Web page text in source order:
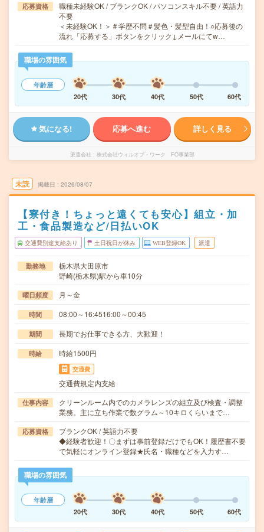
応募資格
職種未経験OK / ブランクOK / パソコンスキル不要 / 英語力
不要
＜未経験OK！＞＃学歴不問＃髪色・髪型自由！○応募後の
流れ「応募する」ボタンをクリック↓メールにてw…
職場の雰囲気
年齢層
20代
30代 40代 50代 60代
気になる! 応募へ進む 詳しく見る
派遣会社 株式会社ウィルオブ・ワーク FO事業部
未読 掲載日 2026/08/07
【寮付き！ちょっと遠くても安心】組立・加
工・食品製造など/日払いOK
交通費別途支給あり 土日祝日が休み WEB登録OK 派遣
勤務地
栃木県大田原市
野崎(栃木県)駅から車10分
曜日頻度 月～金
時間 08:00～16:4516:00～00:45
期間 長期でお仕事できる方、大歓迎！
時給 時給1500円
交通費
交通費規定内支給
仕事内容
クリーンルーム内でのカメラレンズの組立及び検査・調整
業務。主に立ち作業で数グラム～10キロくらいまで…
応募資格
ブランクOK / 英語力不要
◆経験者歓迎！〇まずは事前登録だけでもOK！履歴書不要
で気軽にオンライン登録★氏名・職種などを入力す…
職場の雰囲気
年齢層
20代
30代 40代 50代 60代